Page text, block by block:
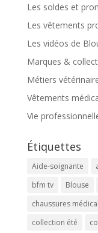
Les soldes et
Les vêtements
Les vidéos de
Marques &
Métiers
Vêtements
Vie
Étiquettes
Aide-soignante
bfm tv
Blouse
chaussures
collection été